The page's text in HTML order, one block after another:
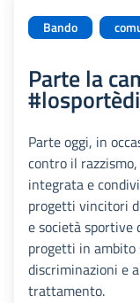
Bando
Parte la
Parte oggi, in
contro il
integrata e
progetti vincitori
e società sportive
progetti in
discriminazioni e
trattamento.